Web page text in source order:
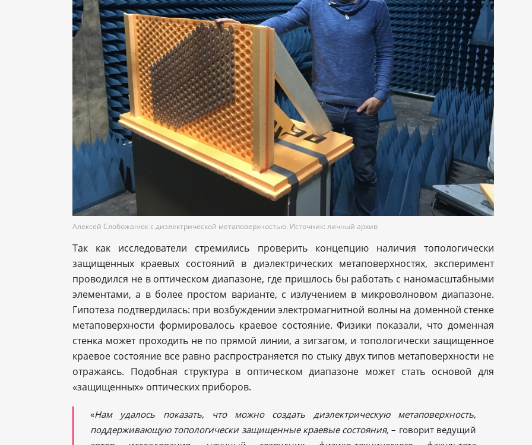
Алексей Слобожанюк с диэлектрической метаповерхностью. Источник: личный архив
Так как исследователи стремились проверить концепцию наличия топологически
защищенных краевых состояний в диэлектрических метаповерхностях, эксперимент
проводился не в оптическом диапазоне, где пришлось бы работать с наномасштабными
элементами, а в более простом варианте, с излучением в микроволновом диапазоне.
Гипотеза подтвердилась: при возбуждении электромагнитной волны на доменной стенке
метаповерхности формировалось краевое состояние. Физики показали, что доменная
стенка может проходить не по прямой линии, а зигзагом, и топологически защищенное
краевое состояние все равно распространяется по стыку двух типов метаповерхности не
отражаясь. Подобная структура в оптическом диапазоне может стать основой для
«защищенных» оптических приборов.
«Нам удалось показать, что можно создать диэлектрическую метаповерхность,
поддерживающую топологически защищенные краевые состояния, – говорит ведущий